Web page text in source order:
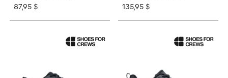
87,95 $ 135,95 $